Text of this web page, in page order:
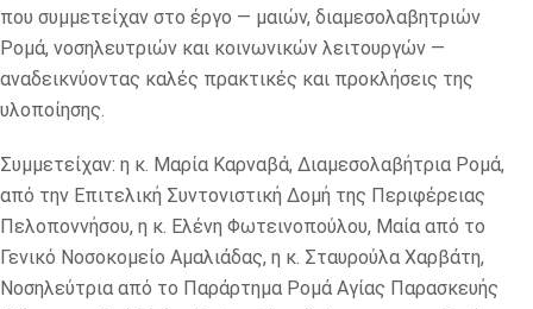
που συμμετείχαν στο έργο — μαιών, διαμεσολαβητριών
Ρομά, νοσηλευτριών και κοινωνικών λειτουργών —
αναδεικνύοντας καλές πρακτικές και προκλήσεις της
υλοποίησης.
Συμμετείχαν: η κ. Μαρία Καρναβά, Διαμεσολαβήτρια Ρομά,
από την Επιτελική Συντονιστική Δομή της Περιφέρειας
Πελοποννήσου, η κ. Ελένη Φωτεινοπούλου, Μαία από το
Γενικό Νοσοκομείο Αμαλιάδας, η κ. Σταυρούλα Χαρβάτη,
Νοσηλεύτρια από το Παράρτημα Ρομά Αγίας Παρασκευής